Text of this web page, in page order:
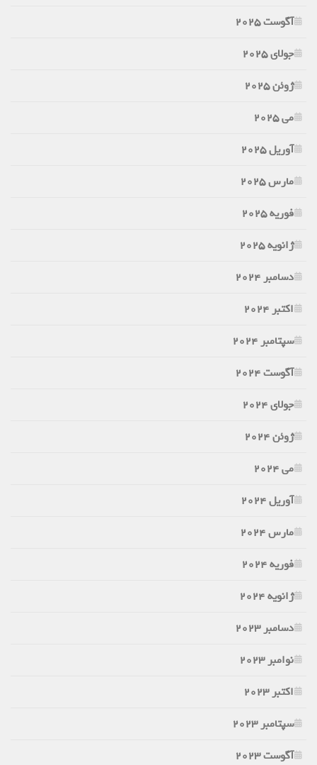
آگوست 2025
جولای 2025
ژوئن 2025
می 2025
آوریل 2025
مارس 2025
فوریه 2025
ژانویه 2025
دسامبر 2024
اکتبر 2024
سپتامبر 2024
آگوست 2024
جولای 2024
ژوئن 2024
می 2024
آوریل 2024
مارس 2024
فوریه 2024
ژانویه 2024
دسامبر 2023
نوامبر 2023
اکتبر 2023
سپتامبر 2023
آگوست 2023